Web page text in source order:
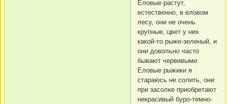
Еловые растут,
естественно, в еловом
лесу, они не очень
крупные, цвет у них
какой-то рыже-зеленый, и
они довольно часто
бывают червивыми.
Еловые рыжики я
стараюсь не солить, они
при засолке приобретают
некрасивый буро-темно-